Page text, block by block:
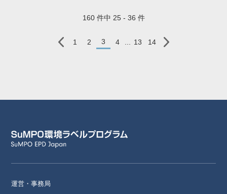
160 件中 25 - 36 件
1 2 3 4 ... 13 14
運営・事務局